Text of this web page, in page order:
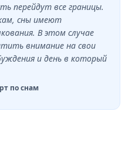
перейдут все границы.
сны имеют
В этом случае
внимание на свои
и день в который
по снам